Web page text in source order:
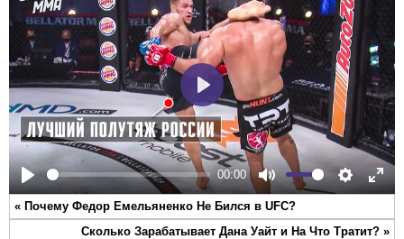
Play
00:00
Mute Settings
Play
« Почему Федор Емельяненко Не Бился в UFC?
Сколько Зарабатывает Дана Уайт и На Что Тратит? »